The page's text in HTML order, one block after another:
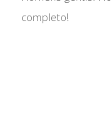
completo!